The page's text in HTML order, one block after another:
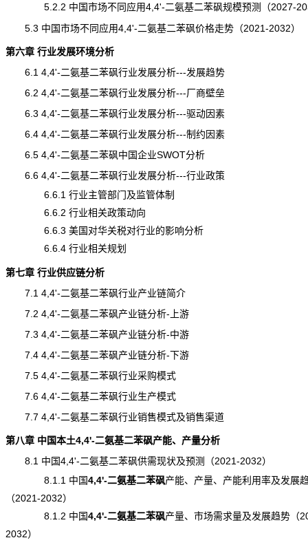
5.2.2 中国市场不同应用4,4'-二氨基二苯砜规模预测（2027-
5.3 中国市场不同应用4,4'-二氨基二苯砜价格走势（2021-2032）
第六章 行业发展环境分析
6.1 4,4'-二氨基二苯砜行业发展分析---发展趋势
6.2 4,4'-二氨基二苯砜行业发展分析---厂商壁垒
6.3 4,4'-二氨基二苯砜行业发展分析---驱动因素
6.4 4,4'-二氨基二苯砜行业发展分析---制约因素
6.5 4,4'-二氨基二苯砜中国企业SWOT分析
6.6 4,4'-二氨基二苯砜行业发展分析---行业政策
6.6.1 行业主管部门及监管体制
6.6.2 行业相关政策动向
6.6.3 美国对华关税对行业的影响分析
6.6.4 行业相关规划
第七章 行业供应链分析
7.1 4,4'-二氨基二苯砜行业产业链简介
7.2 4,4'-二氨基二苯砜产业链分析-上游
7.3 4,4'-二氨基二苯砜产业链分析-中游
7.4 4,4'-二氨基二苯砜产业链分析-下游
7.5 4,4'-二氨基二苯砜行业采购模式
7.6 4,4'-二氨基二苯砜行业生产模式
7.7 4,4'-二氨基二苯砜行业销售模式及销售渠道
第八章 中国本土4,4'-二氨基二苯砜产能、产量分析
8.1 中国4,4'-二氨基二苯砜供需现状及预测
（2021-2032）
8.1.1 中国4,4'-二氨基二苯砜产能、产量、产能利用率及发展
（2021-2032）
8.1.2 中国4,4'-二氨基二苯砜产量、市场需求量及发展趋势（
2032）